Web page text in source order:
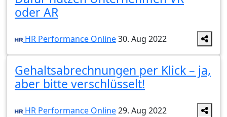
oder AR
HR Performance Online30. Aug 2022
Gehaltsabrechnungen per Klick – ja,
aber bitte verschlüsselt!
HR Performance Online29. Aug 2022